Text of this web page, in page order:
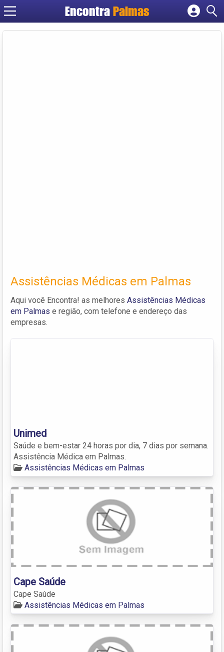
Encontra Palmas
Cadastrar empresa
Assistências Médicas em Palmas
Aqui você Encontra! as melhores Assistências Médicas
em Palmas e região, com telefone e endereço das
empresas.
Unimed
Saúde e bem-estar 24 horas por dia, 7 dias por semana.
Assistência Médica em Palmas.
Assistências Médicas em Palmas
Cape Saúde
Cape Saúde
Assistências Médicas em Palmas